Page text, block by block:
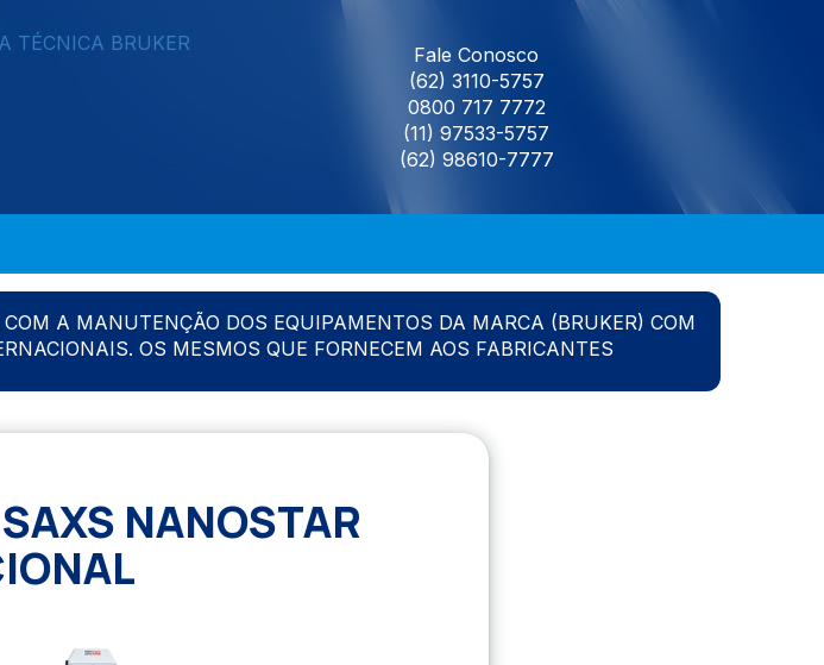
Fale Conosco
(62) 3110-5757
0800 717 7772
(11) 97533-5757
(62) 98610-7777
A MANUTENÇÃO DOS EQUIPAMENTOS DA MARCA (BRUKER) COM
OS MESMOS QUE FORNECEM AOS FABRICANTES
NANOSTAR